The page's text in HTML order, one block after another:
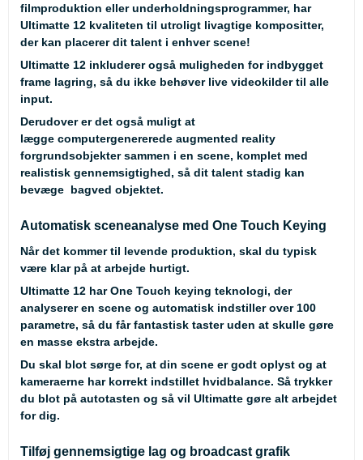
filmproduktion eller underholdningsprogrammer, har
Ultimatte 12 kvaliteten til utroligt livagtige kompositter,
der kan placerer dit talent i enhver scene!
Ultimatte 12 inkluderer også muligheden for indbygget
frame lagring, så du ikke behøver live videokilder til alle
input.
Derudover er det også muligt at
lægge computergenererede augmented reality
forgrundsobjekter sammen i en scene, komplet med
realistisk gennemsigtighed, så dit talent stadig kan
bevæge bagved objektet.
Automatisk sceneanalyse med One Touch Keying
Når det kommer til levende produktion, skal du typisk
være klar på at arbejde hurtigt.
Ultimatte 12 har One Touch keying teknologi, der
analyserer en scene og automatisk indstiller over 100
parametre, så du får fantastisk taster uden at skulle gøre
en masse ekstra arbejde.
Du skal blot sørge for, at din scene er godt oplyst og at
kameraerne har korrekt indstillet hvidbalance. Så trykker
du blot på autotasten og så vil Ultimatte gøre alt arbejdet
for dig.
Tilføj gennemsigtige lag og broadcast grafik